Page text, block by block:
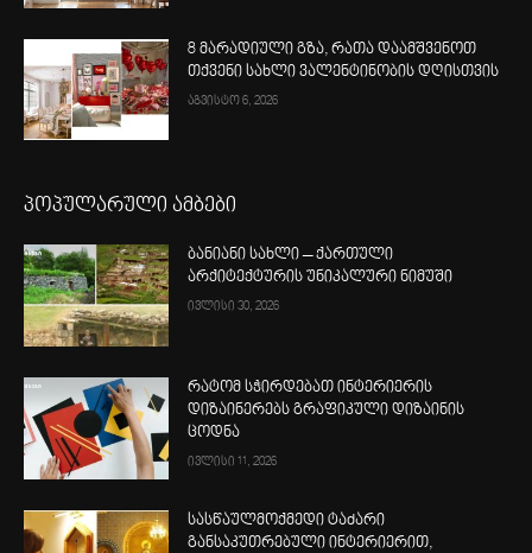
8 მარადიული გზა, რათა დაამშვენოთ
თქვენი სახლი ვალენტინობის დღისთვის
აგვისტო 6, 2026
პოპულარული ამბები
ბანიანი სახლი – ქართული
არქიტექტურის უნიკალური ნიმუში
ივლისი 30, 2026
რატომ სჭირდებათ ინტერიერის
დიზაინერებს გრაფიკული დიზაინის
ცოდნა
ივლისი 11, 2026
სასწაულმოქმედი ტაძარი
განსაკუთრებული ინტერიერით,